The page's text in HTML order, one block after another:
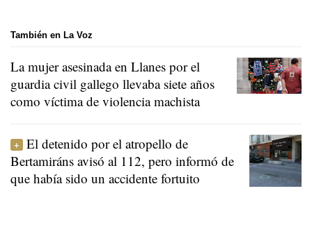
También en La Voz
La mujer asesinada en Llanes por el
guardia civil gallego llevaba siete años
como víctima de violencia machista
El detenido por el atropello de
Bertamiráns avisó al 112, pero informó de
que había sido un accidente fortuito